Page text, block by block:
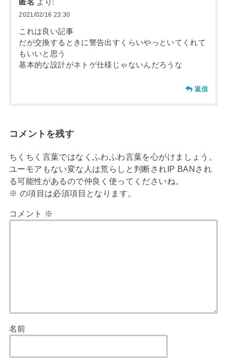
匿名 より:
2021/02/16 23:30
これは良い記事
だが交換するときに警告出すくらいやっといてくれて
もいいと思う
基本的な設計がネトゲ仕様じゃないんだろうな
返信
コメントを残す
ちくちく言葉ではなくふわふわ言葉を心がけましょう。
ユーモアもない変な人は荒らしと判断されIP BANされ
る可能性があるので仲良く使ってくださいね。
※ の項目は必須項目となります。
コメント ※
名前